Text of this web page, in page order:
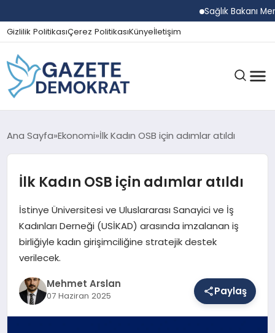
Sağlık Bakanı
Gizlilik PolitikasıÇerez PolitikasıKünyeİletişim
GÜNDEM
EKONOMI
SPOR
SAĞLIK
Ana Sayfa Ekonomi İlk Kadın OSB için adımlar atıldı
İlk Kadın OSB için adımlar atıldı
İstinye Üniversitesi ve Uluslararası Sanayici ve İş
Kadınları Derneği (USİKAD) arasında imzalanan iş
birliğiyle kadın girişimciliğine stratejik destek
verilecek.
Mehmet Arslan
07 Haziran 2025 Paylaş